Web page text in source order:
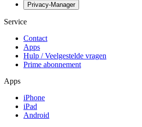
Privacy-Manager
Service
Contact
Apps
Hulp / Veelgestelde vragen
Prime abonnement
Apps
iPhone
iPad
Android